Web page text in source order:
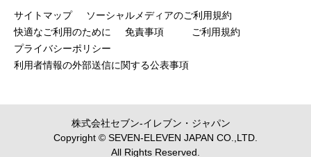
サイトマップ
ソーシャルメディアのご利用規約
快適なご利用のために
免責事項
ご利用規約
プライバシーポリシー
利用者情報の外部送信に関する公表事項
株式会社セブン‐イレブン・ジャパン
Copyright © SEVEN-ELEVEN JAPAN CO.,LTD.
All Rights Reserved.